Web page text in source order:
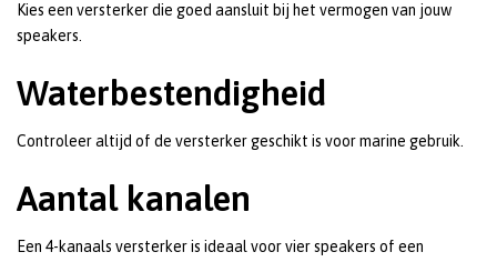
Kies een versterker die goed aansluit bij het vermogen van jouw
speakers.
Waterbestendigheid
Controleer altijd of de versterker geschikt is voor marine gebruik.
Aantal kanalen
Een 4-kanaals versterker is ideaal voor vier speakers of een